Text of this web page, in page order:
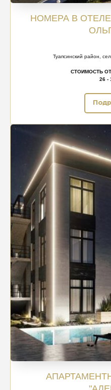
НОМЕРА В
Туапсинский район,
СТОИМОСТЬ ОТ
26 -